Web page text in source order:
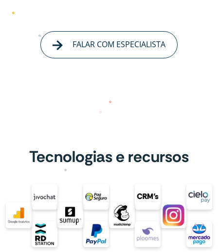
FALAR COM ESPECIALISTA
Tecnologias e recursos